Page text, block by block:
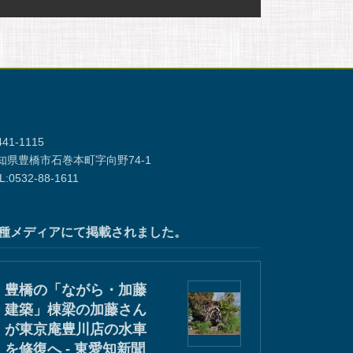
1115
県豊橋市石巻本町字向野74-1
88-1611
メディアにて掲載されました。
豊橋の「ながら・加藤
建築」棟梁の加藤さん
が東京庵豊川店の水車
を修復へ - 東愛知新聞